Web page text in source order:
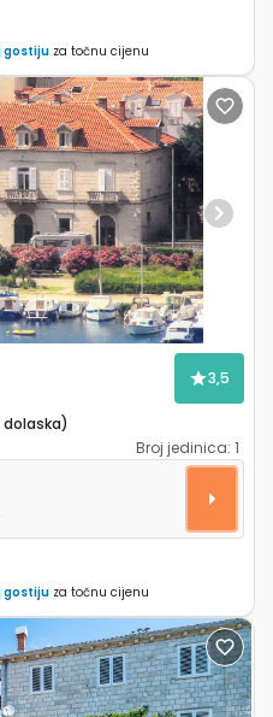
gostijuza točnu cijenu
Next
3,5
dolaska)
Broj jedinica: 1
A-9058-a
gostijuza točnu cijenu